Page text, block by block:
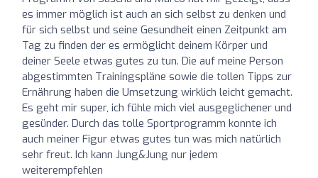
es immer möglich ist auch an sich selbst zu denken und
für sich selbst und seine Gesundheit einen Zeitpunkt am
Tag zu finden der es ermöglicht deinem Körper und
deiner Seele etwas gutes zu tun. Die auf meine Person
abgestimmten Trainingspläne sowie die tollen Tipps zur
Ernährung haben die Umsetzung wirklich leicht gemacht.
Es geht mir super, ich fühle mich viel ausgeglichener und
gesünder. Durch das tolle Sportprogramm konnte ich
auch meiner Figur etwas gutes tun was mich natürlich
sehr freut. Ich kann Jung&Jung nur jedem
weiterempfehlen